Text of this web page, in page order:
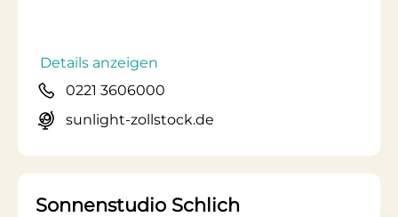
Details anzeigen
0221 3606000
sunlight-zollstock.de
Sonnenstudio Schlich